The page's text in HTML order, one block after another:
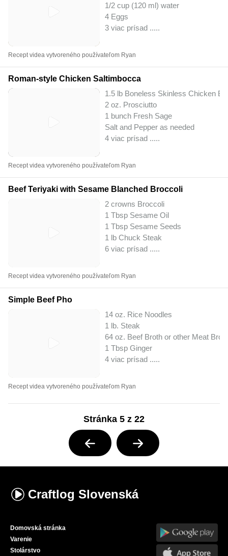
1/2 cup (120 ml) water
4 Eggs
3 viac prísad .....
Recept videa vytvoreného používateľom Ryan
Roman-style Chicken Saltimbocca
1.5 lb Boneless Skinless Chicken
2 oz. Prosciutto
1 bunch Fresh Sage
Salt and Pepper as needed
4 viac prísad .....
Recept videa vytvoreného používateľom Ryan
Beef Teriyaki with Sesame Blanched Broccoli
2 crowns Broccoli
1 Tbsp Sesame Oil
1 Tbsp Sesame Seeds
1 lb Chuck Steak
6 viac prísad .....
Recept videa vytvoreného používateľom Ryan
Simple Beef Pho
14 oz. Rice Noodles
1 lb. Steak
64 oz. Beef Broth or other Meat Broth
1 Tbsp Ginger
4 viac prísad .....
Recept videa vytvoreného používateľom Ryan
Stránka 5 z 22
Craftlog Slovenská
Domovská stránka
Varenie
Stolárstvo